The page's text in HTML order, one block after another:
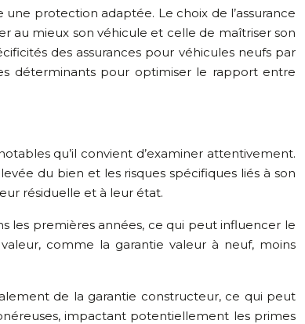
une protection adaptée. Le choix de l’assurance
au mieux son véhicule et celle de maîtriser son
des assurances pour véhicules neufs par
déterminants pour optimiser le rapport entre
qu’il convient d’examiner attentivement.
du bien et les risques spécifiques liés à son
résiduelle et à leur état.
les premières années, ce qui peut influencer le
comme la garantie valeur à neuf, moins
de la garantie constructeur, ce qui peut
impactant potentiellement les primes